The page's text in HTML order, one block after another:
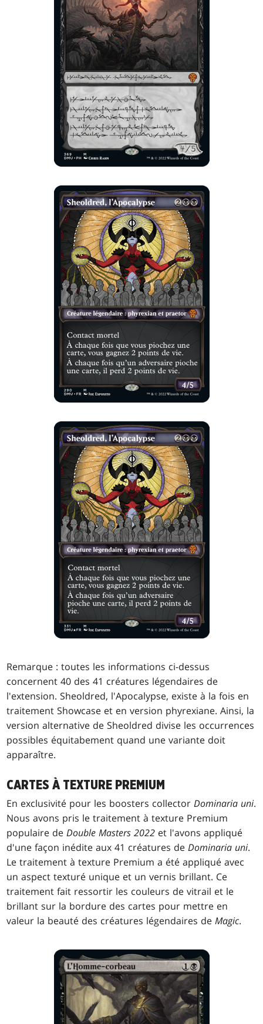
Remarque : toutes les informations ci-dessus
concernent 40 des 41 créatures légendaires de
l'extension. Sheoldred, l'Apocalypse, existe à la fois en
traitement Showcase et en version phyrexiane. Ainsi, la
version alternative de Sheoldred divise les occurrences
possibles équitabement quand une variante doit
apparaître.
CARTES À TEXTURE PREMIUM
En exclusivité pour les boosters collectorDominaria uni.
Nous avons pris le traitement à texture Premium
populaire deDouble Masters 2022 et l'avons appliqué
d'une façon inédite aux 41 créatures deDominaria uni.
Le traitement à texture Premium a été appliqué avec
un aspect texturé unique et un vernis brillant. Ce
traitement fait ressortir les couleurs de vitrail et le
brillant sur la bordure des cartes pour mettre en
valeur la beauté des créatures légendaires deMagic.